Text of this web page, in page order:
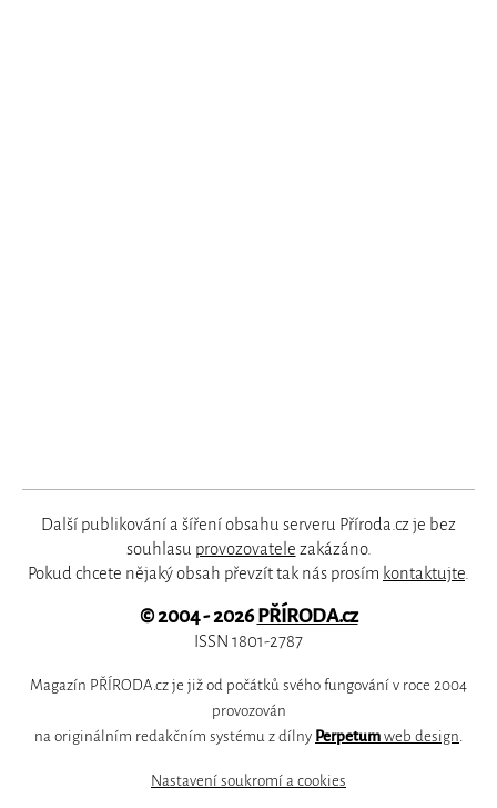
Další publikování a šíření obsahu serveru Příroda.cz je bez
souhlasu provozovatele zakázáno.
Pokud chcete nějaký obsah převzít tak nás prosím kontaktujte.
© 2004 - 2026PŘÍRODA.cz
ISSN 1801-2787
Magazín PŘÍRODA.cz je již od počátků svého fungování v roce 2004
provozován
na originálním redakčním systému z dílny Perpetum web design
Nastavení soukromí a cookies